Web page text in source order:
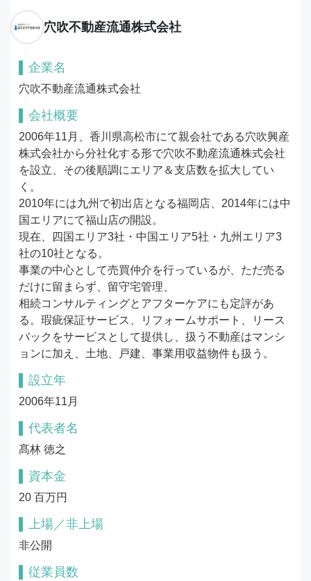
穴吹不動産流通株式会社
企業名
穴吹不動産流通株式会社
会社概要
2006年11月、香川県高松市にて親会社である穴吹興産
株式会社から分社化する形で穴吹不動産流通株式会社
を設立、その後順調にエリア＆支店数を拡大してい
く。
2010年には九州で初出店となる福岡店、2014年には中
国エリアにて福山店の開設。
現在、四国エリア3社・中国エリア5社・九州エリア3
社の10社となる。
事業の中心として売買仲介を行っているが、ただ売る
だけに留まらず、留守宅管理、
相続コンサルティングとアフターケアにも定評があ
る。瑕疵保証サービス、リフォームサポート、リース
バックをサービスとして提供し、扱う不動産はマンシ
ョンに加え、土地、戸建、事業用収益物件も扱う。
設立年
2006年11月
代表者名
髙林 徳之
資本金
20 百万円
上場／非上場
非公開
従業員数